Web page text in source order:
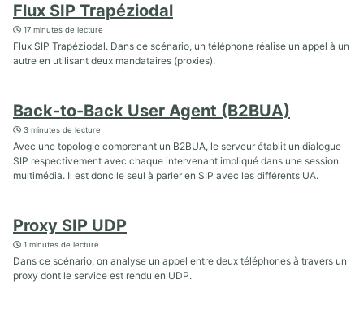
Flux SIP Trapéziodal
17 minutes de lecture
Flux SIP Trapéziodal. Dans ce scénario, un téléphone réalise un appel à un
autre en utilisant deux mandataires (proxies).
Back-to-Back User Agent (B2BUA)
3 minutes de lecture
Avec une topologie comprenant un B2BUA, le serveur établit un dialogue
SIP respectivement avec chaque intervenant impliqué dans une session
multimédia. Il est donc le seul à parler en SIP avec les différents UA.
Proxy SIP UDP
1 minutes de lecture
Dans ce scénario, on analyse un appel entre deux téléphones à travers un
proxy dont le service est rendu en UDP.